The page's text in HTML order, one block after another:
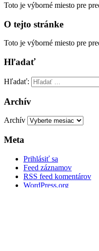
Toto je výborné miesto pre
O tejto stránke
Toto je výborné miesto pre
Hľadať
Hľadať:
Archív
Archív
Meta
Prihlásiť sa
Feed záznamov
RSS feed komentárov
WordPress.org